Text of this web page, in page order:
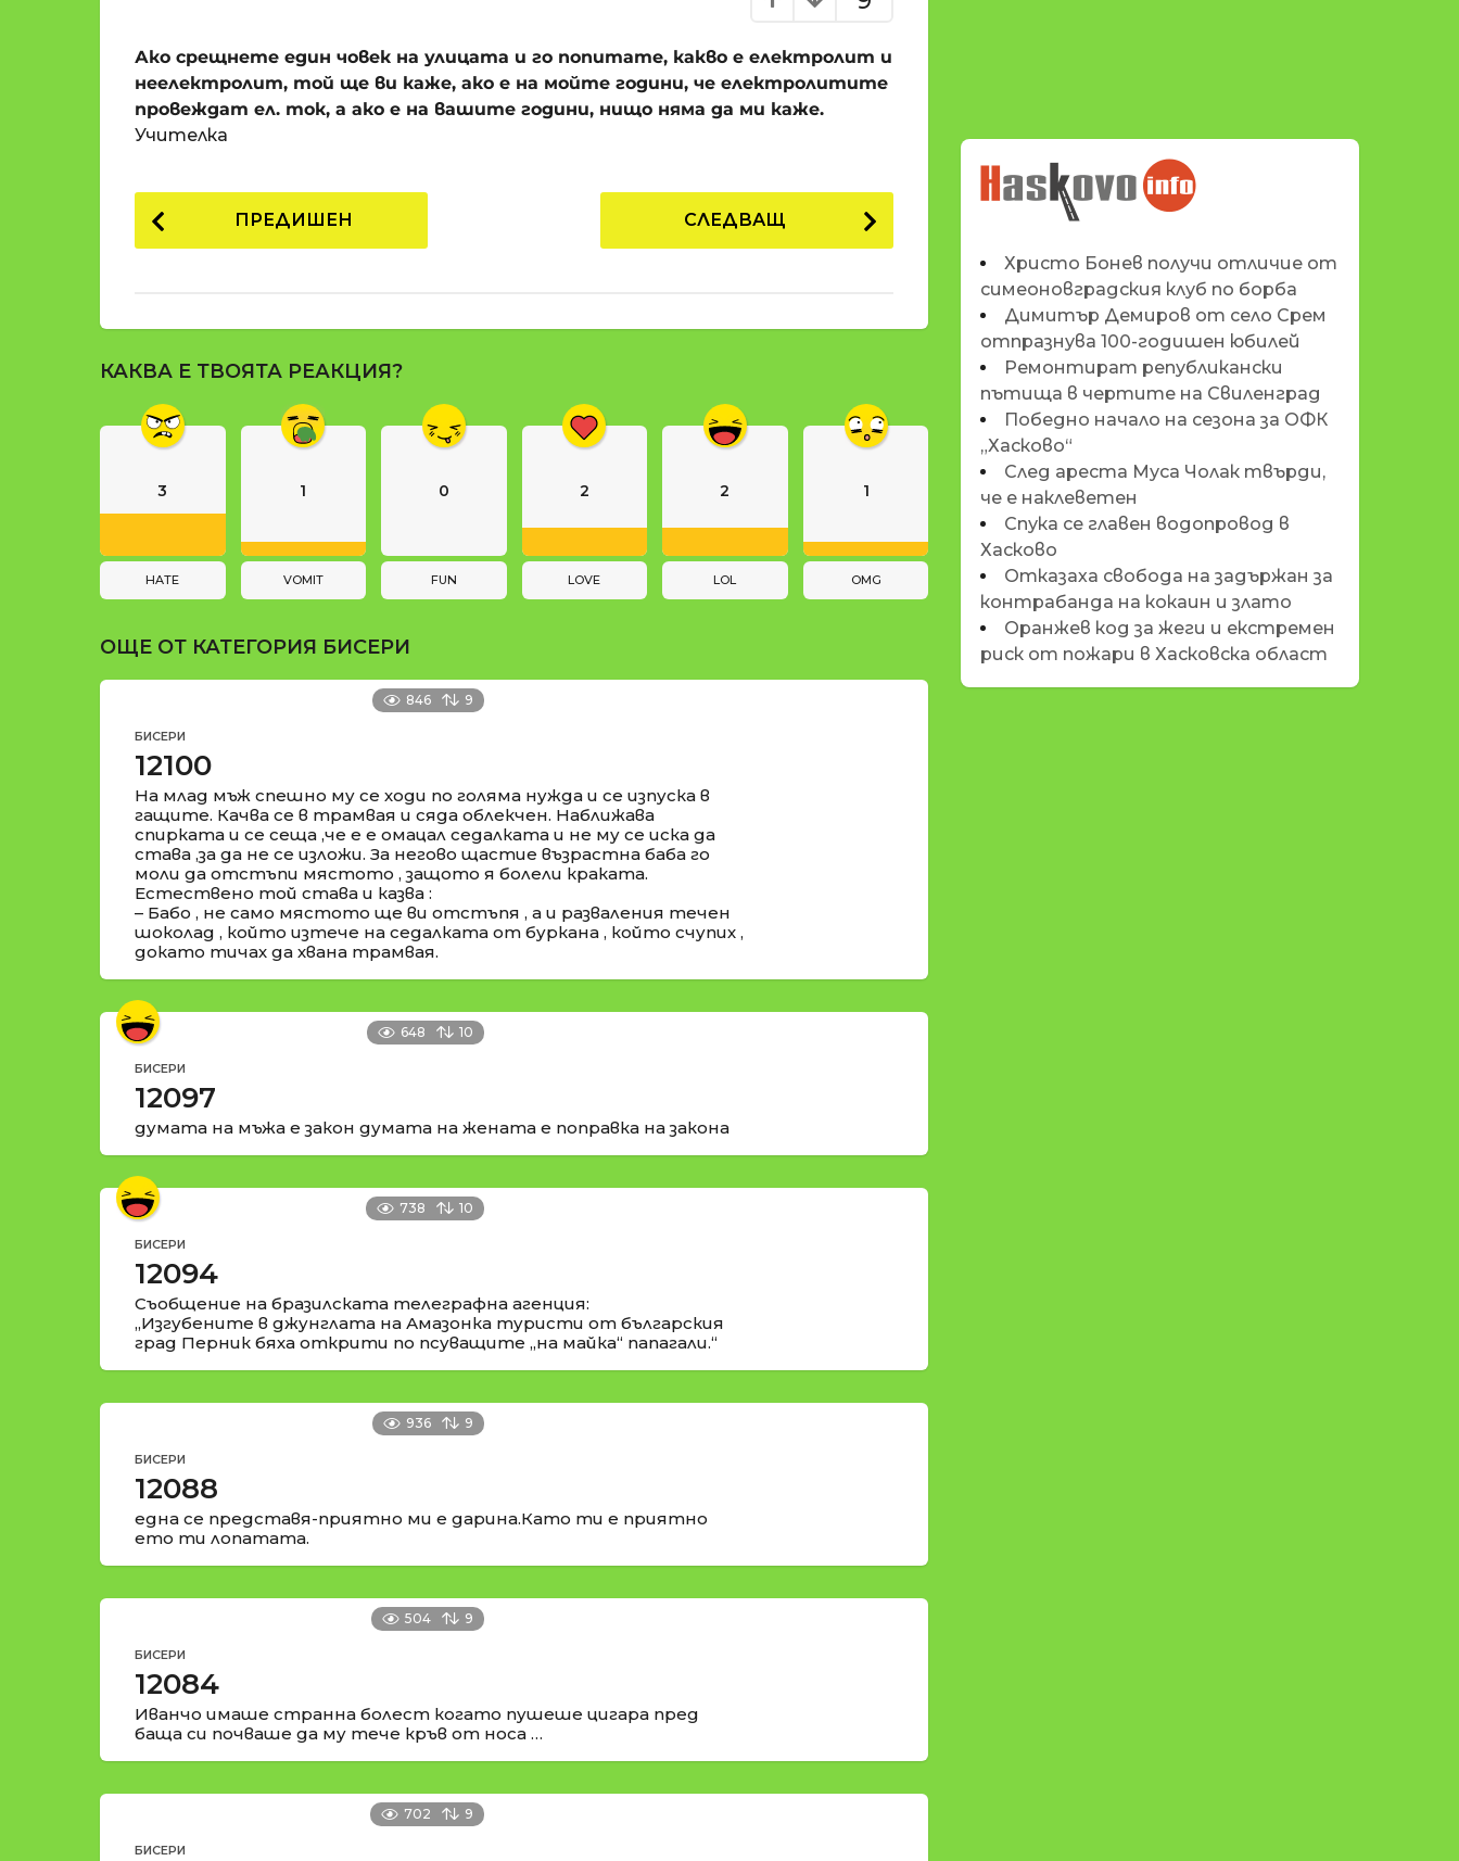
п
д
о
н
и
р
е
a
t
Ако срещнете един човек на улицата и го попитате, какво е електролит и
неелектролит, той ще ви каже, ако е на мойте години, че електролитите
провеждат ел. ток, а ако е на вашите години, нищо няма да ми каже.
Учителка
P
o
a
g
a
t
i
n
ПРЕДИШЕН СЛЕДВАЩ
КАКВА Е ТВОЯТА РЕАКЦИЯ?
3
HATE
1
VOMIT
0
FUN
2
LOVE
2
LOL
1
OMG
ОЩЕ ОТ КАТЕГОРИЯ БИСЕРИ
846 9
БИСЕРИ
12100
На млад мъж спешно му се ходи по голяма нужда и се изпуска в
гащите. Качва се в трамвая и сяда облекчен. Наближава
спирката и се сеща ,че е е омацал седалката и не му се иска да
става ,за да не се изложи. За негово щастие възрастна баба го
моли да отстъпи мястото , защото я болели краката.
Естествено той става и казва :
– Бабо , не само мястото ще ви отстъпя , а и разваления течен
шоколад , който изтече на седалката от буркана , който счупих ,
докато тичах да хвана трамвая.
648 10
БИСЕРИ
12097
думата на мъжа е закон думата на жената е поправка на закона
738 10
БИСЕРИ
12094
Съобщение на бразилската телеграфна агенция:
„Изгубените в джунглата на Амазонка туристи от българския
град Перник бяха открити по псуващите „на майка“ папагали.“
936 9
БИСЕРИ
12088
една се представя-приятно ми е дарина.Като ти е приятно
ето ти лопатата.
504 9
БИСЕРИ
12084
Иванчо имаше странна болест когато пушеше цигара пред
баща си почваше да му тече кръв от носа …
702 9
БИСЕРИ
НОВИНИТЕ НА
HASKOVO.INFO
Христо Бонев получи отличие от
симеоновградския клуб по борба
Димитър Демиров от село Срем
отпразнува 100-годишен юбилей
Ремонтират републикански
пътища в чертите на Свиленград
Победно начало на сезона за ОФК
„Хасково“
След ареста Муса Чолак твърди,
че е наклеветен
Спука се главен водопровод в
Хасково
Отказаха свобода на задържан за
контрабанда на кокаин и злато
Оранжев код за жеги и екстремен
риск от пожари в Хасковска област